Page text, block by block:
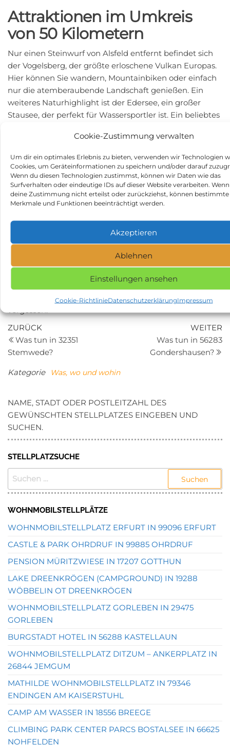
Cookie-Zustimmung verwalten
Um dir ein optimales Erlebnis zu bieten, verwenden wir Technologien
Cookies, um Geräteinformationen zu speichern und/oder darauf
Wenn du diesen Technologien zustimmst, können wir Daten wie das
Surfverhalten oder eindeutige IDs auf dieser Website verarbeiten.
deine Zustimmung nicht erteilst oder zurückziehst, können bestimmte
Merkmale und Funktionen beeinträchtigt werden.
Akzeptieren
Ablehnen
Einstellungen ansehen
Cookie-RichtlinieDatenschutzerklärungImpressum
Attraktionen im Umkreis
von 50 Kilometern
Nur einen Steinwurf von Alsfeld entfernt befindet sich
der Vogelsberg, der größte erloschene Vulkan Europas.
Hier können Sie wandern, Mountainbiken oder einfach
nur die atemberaubende Landschaft genießen. Ein
weiteres Naturhighlight ist der Edersee, ein großer
Stausee, der perfekt für Wassersportler ist. Ein beliebtes
Sie heimische Wildtiere in naturgetreuem Ambiente
Wenn Sie an Architektur und Kultur interessiert sind,
besuchen Sie das beeindruckende Schloss Kransberg,
das aus dem 13. Jahrhundert stammt, oder die Justus-
Liebig-Universität in Gießen, eine der ältesten
Universitäten Deutschlands.
Zusammenfassend kann man sagen, dass die Region
um Alsfeld für jeden Geschmack und jedes Alter etwas
zu bieten hat. Von beeindruckender Natur über reiche
Geschichte und Kultur bis hin zu fantastischen
Freizeitmöglichkeiten – einen Urlaub in Alsfeld und
Umgebung werden Sie sicherlich nicht so schnell
vergessen.
Beitragsnavigation
Vorheriger
Beitrag
ZURÜCK
Was tun in 32351
Stemwede?
WEITER
Was tun in 56283
Gondershausen?
Kategorie Was, wo und wohin
NAME, STADT ODER POSTLEITZAHL DES
GEWÜNSCHTEN STELLPLATZES EINGEBEN UND
SUCHEN.
STELLPLATZSUCHE
SUCHEN
WOHNMOBILSTELLPLÄTZE
WOHNMOBILSTELLPLATZ ERFURT IN 99096 ERFURT
CASTLE & PARK OHRDRUF IN 99885 OHRDRUF
PENSION MÜRITZWIESE IN 17207 GOTTHUN
LAKE DREENKRÖGEN (CAMPGROUND) IN 19288
WÖBBELIN OT DREENKRÖGEN
WOHNMOBILSTELLPLATZ GORLEBEN IN 29475
GORLEBEN
BURGSTADT HOTEL IN 56288 KASTELLAUN
WOHNMOBILSTELLPLATZ DITZUM – ANKERPLATZ IN
26844 JEMGUM
MATHILDE WOHNMOBILSTELLPLATZ IN 79346
ENDINGEN AM KAISERSTUHL
CAMP AM WASSER IN 18556 BREEGE
CLIMBING PARK CENTER PARCS BOSTALSEE IN 66625
NOHFELDEN